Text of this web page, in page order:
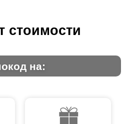
стоимости
на: